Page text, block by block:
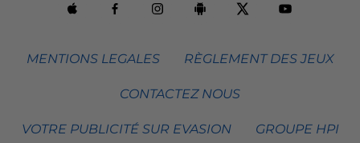
MENTIONS LEGALES RÈGLEMENT DES JEUX
CONTACTEZ NOUS
VOTRE PUBLICITÉ SUR EVASION GROUPE HPI